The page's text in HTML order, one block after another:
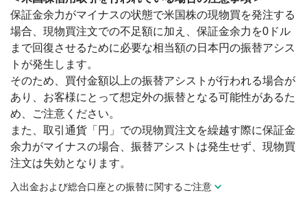
保証金余力がマイナスの状態で米国株の現物買を発注する
場合、現物買注文での不足額に加え、保証金余力を0ドル
まで回復させるために必要な相当額の日本円の振替アシス
トが発生します。
そのため、買付金額以上の振替アシストが行われる場合が
あり、お客様にとって想定外の振替となる可能性があるた
め、ご注意ください。
また、取引通貨「円」での現物買注文を繰越す際に保証金
余力がマイナスの場合、振替アシストは発生せず、現物買
注文は失効となります。
入出金および総合口座との振替に関するご注意